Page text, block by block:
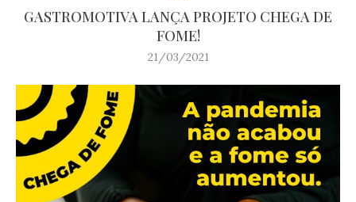
GASTROMOTIVA LANÇA PROJETO CHEGA DE
FOME!
21/03/2021